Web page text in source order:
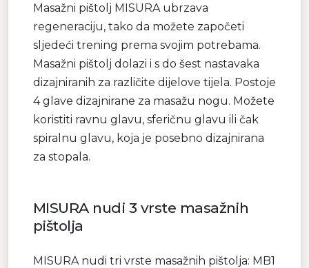
Masažni pištolj MISURA ubrzava
regeneraciju, tako da možete započeti
sljedeći trening prema svojim potrebama.
Masažni pištolj dolazi i s do šest nastavaka
dizajniranih za različite dijelove tijela. Postoje
4 glave dizajnirane za masažu nogu. Možete
koristiti ravnu glavu, sferičnu glavu ili čak
spiralnu glavu, koja je posebno dizajnirana
za stopala.
MISURA nudi 3 vrste masažnih
pištolja
MISURA nudi tri vrste masažnih pištolja: MB1